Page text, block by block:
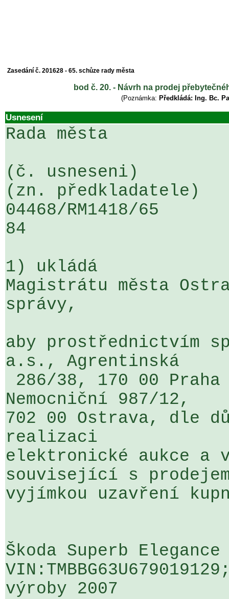
Zasedání č. 201628 - 65. schůze rady města
bod č. 20. - Návrh na prodej
(Poznámka: Předkládá: Ing. Bc.
Usnesení
Rada města
(č. usneseni)
(zn. předkladatele)
04468/RM1418/
84
1) ukládá
Magistrátu města
správy,
aby prostřednictvím
a.s., Agrentinská
Nemocniční 987/12,
702 00 Ostrava, dle
realizaci
elektronické aukce a
související s
vyjímkou uzavření
Škoda Superb
výroby 2007